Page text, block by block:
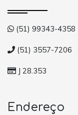
(51) 99343-4358
(51) 3557-7206
J 28.353
Endereço